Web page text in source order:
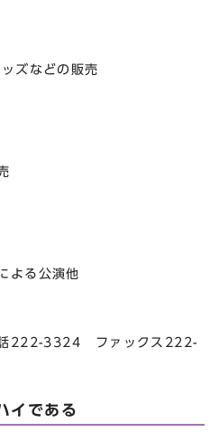
ズなどの販売
よる公演他
222-3324 ファックス222-
イである